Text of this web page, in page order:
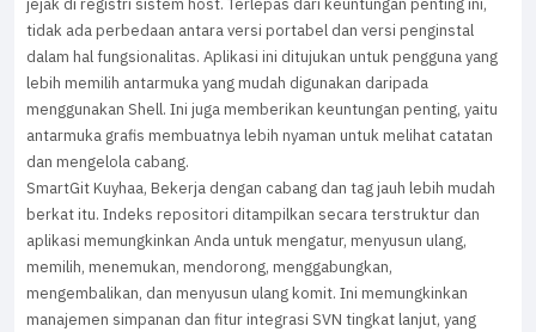
tidak ada perbedaan antara versi portabel dan versi penginstal
dalam hal fungsionalitas. Aplikasi ini ditujukan untuk pengguna yang
lebih memilih antarmuka yang mudah digunakan daripada
menggunakan Shell. Ini juga memberikan keuntungan penting, yaitu
antarmuka grafis membuatnya lebih nyaman untuk melihat catatan
dan mengelola cabang.
SmartGit Kuyhaa, Bekerja dengan cabang dan tag jauh lebih mudah
berkat itu. Indeks repositori ditampilkan secara terstruktur dan
aplikasi memungkinkan Anda untuk mengatur, menyusun ulang,
memilih, menemukan, mendorong, menggabungkan,
mengembalikan, dan menyusun ulang komit. Ini memungkinkan
manajemen simpanan dan fitur integrasi SVN tingkat lanjut, yang